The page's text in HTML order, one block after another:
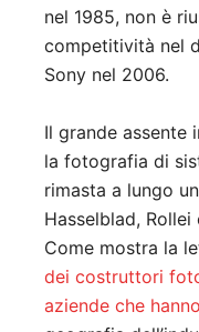
nel 1985, non è
competitività nel
Sony nel 2006.
Il grande assente
la fotografia di
rimasta a lungo
Hasselblad,
Come mostra la
dei costruttori
aziende che